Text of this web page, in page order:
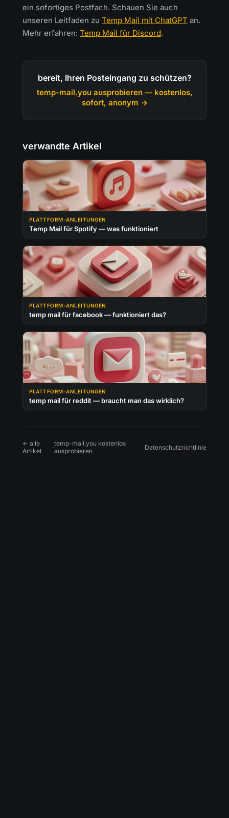
ein sofortiges Postfach. Schauen Sie auch
unseren Leitfaden zu Temp Mail mit ChatGPT an.
Mehr erfahren: Temp Mail für Discord.
bereit, Ihren Posteingang zu schützen?
temp-mail.you ausprobieren — kostenlos,
sofort, anonym →
verwandte Artikel
PLATTFORM-ANLEITUNGEN
Temp Mail für Spotify — was funktioniert
PLATTFORM-ANLEITUNGEN
temp mail für facebook — funktioniert das?
PLATTFORM-ANLEITUNGEN
temp mail für reddit — braucht man das wirklich?
← alle
Artikel
·temp-mail.you kostenlos
ausprobieren
·Datenschutzrichtlinie